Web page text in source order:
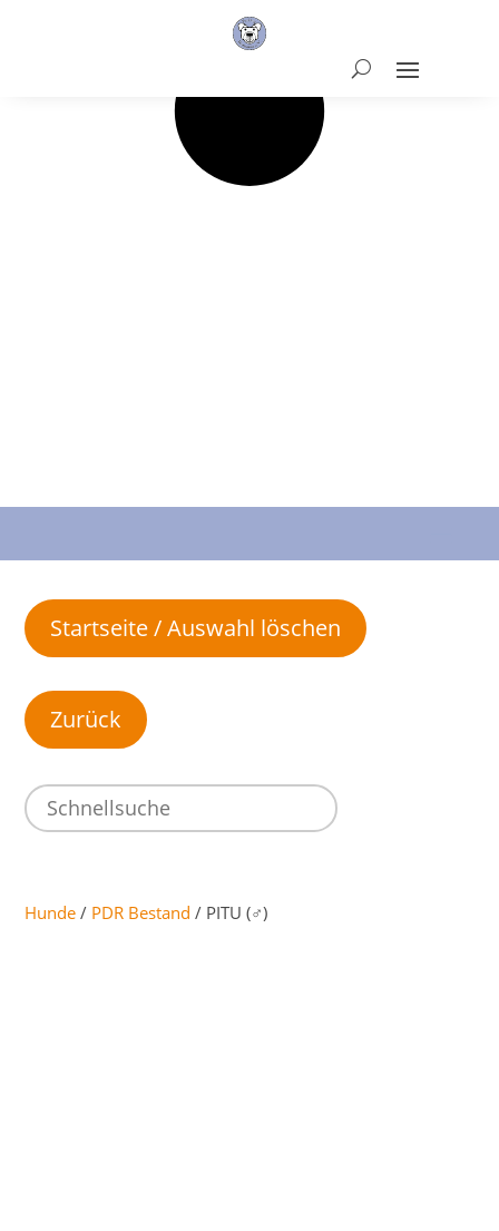
Startseite / Auswahl löschen
Hunde / PDR Bestand / PITU (♂)